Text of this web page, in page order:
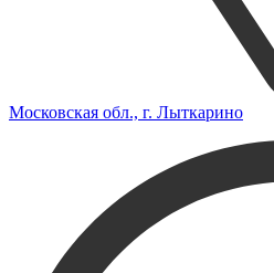
Московская обл., г. Лыткарино